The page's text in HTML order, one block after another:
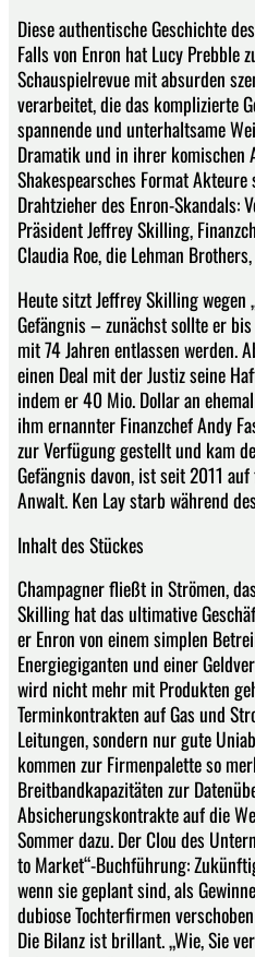
Diese authentische Geschichte
Falls von Enron hat Lucy Prebble
Schauspielrevue mit absurden
verarbeitet, die das komplizierte
spannende und unterhaltsame
Dramatik und in ihrer komischen
Shakespearsches Format
Drahtzieher des Enron-Skandals:
Präsident Jeffrey Skilling,
Claudia Roe, die Lehman
Heute sitzt Jeffrey Skilling
Gefängnis – zunächst sollte er
mit 74 Jahren entlassen werden.
einen Deal mit der Justiz seine
indem er 40 Mio. Dollar an
ihm ernannter Finanzchef Andy
zur Verfügung gestellt und kam
Gefängnis davon, ist seit 2011
Anwalt. Ken Lay starb während
Inhalt des Stückes
Champagner fließt in Strömen,
Skilling hat das ultimative
er Enron von einem simplen
Energiegiganten und einer
wird nicht mehr mit Produkten
Terminkontrakten auf Gas und
Leitungen, sondern nur gute
kommen zur Firmenpalette so
Breitbandkapazitäten zur
Absicherungskontrakte auf die
Sommer dazu. Der Clou des
to Market“-Buchführung:
wenn sie geplant sind, als
dubiose Tochterfirmen
Die Bilanz ist brillant. „Wie, Sie